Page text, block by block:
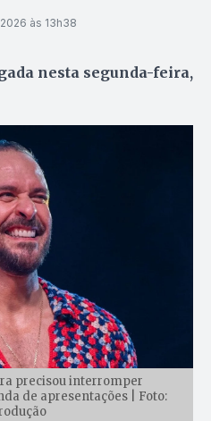
às 13h38
nesta segunda-feira,
precisou interromper
de apresentações | Foto: